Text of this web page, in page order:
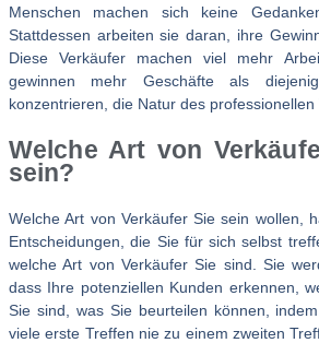
Menschen machen sich keine
Stattdessen arbeiten sie daran, ihre
Diese Verkäufer machen viel mehr
gewinnen mehr Geschäfte als
konzentrieren, die Natur des professionellen
Welche Art von
sein?
Welche Art von Verkäufer Sie sein wollen,
Entscheidungen, die Sie für sich selbst
welche Art von Verkäufer Sie sind. Sie
dass Ihre potenziellen Kunden erkennen,
Sie sind, was Sie beurteilen können,
viele erste Treffen nie zu einem zweiten